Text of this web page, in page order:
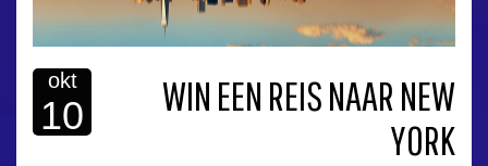
okt
10
WIN EEN REIS NAAR NEW
YORK